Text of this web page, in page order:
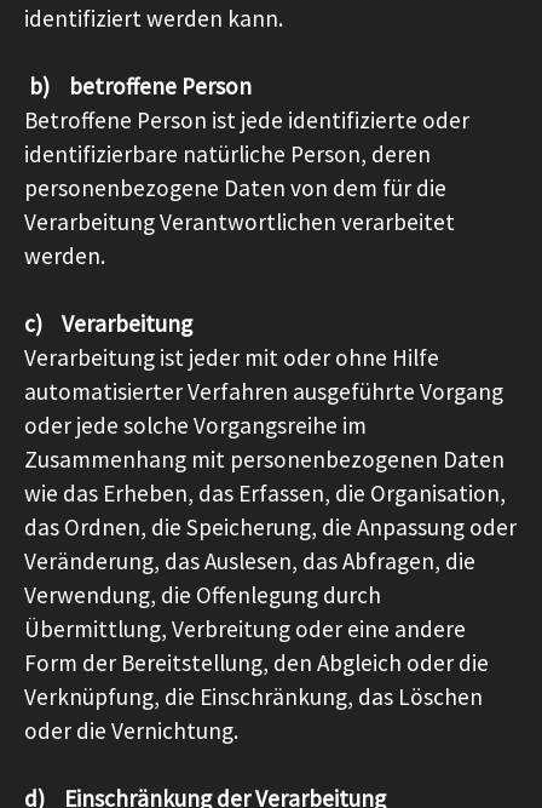
identifiziert werden kann.
b) betroffene Person
Betroffene Person ist jede identifizierte oder
identifizierbare natürliche Person, deren
personenbezogene Daten von dem für die
Verarbeitung Verantwortlichen verarbeitet
werden.
c) Verarbeitung
Verarbeitung ist jeder mit oder ohne Hilfe
automatisierter Verfahren ausgeführte Vorgang
oder jede solche Vorgangsreihe im
Zusammenhang mit personenbezogenen Daten
wie das Erheben, das Erfassen, die Organisation,
das Ordnen, die Speicherung, die Anpassung oder
Veränderung, das Auslesen, das Abfragen, die
Verwendung, die Offenlegung durch
Übermittlung, Verbreitung oder eine andere
Form der Bereitstellung, den Abgleich oder die
Verknüpfung, die Einschränkung, das Löschen
oder die Vernichtung.
d) Einschränkung der Verarbeitung